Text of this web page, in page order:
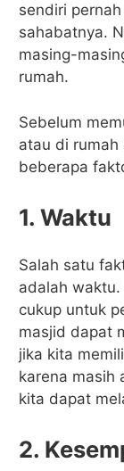
sendiri
sahabatnya.
masing-
rumah.
Sebelum
atau di
beberapa
1. Waktu
Salah satu
adalah
cukup untuk
masjid dapat
jika kita
karena masih
kita dapat
2.